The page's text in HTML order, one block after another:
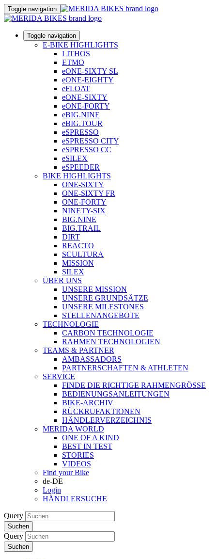
Toggle navigation
Toggle navigation
E-BIKE HIGHLIGHTS
LITHOS
ETMO
eONE-SIXTY SL
eONE-EIGHTY
eFLOAT
eONE-SIXTY
eONE-FORTY
eBIG.NINE
eBIG.TOUR
eSPRESSO
eSPRESSO CITY
eSPRESSO CC
eSILEX
eSPEEDER
BIKE HIGHLIGHTS
ONE-SIXTY
ONE-SIXTY FR
ONE-FORTY
NINETY-SIX
BIG.NINE
BIG.TRAIL
DIRT
REACTO
SCULTURA
MISSION
SILEX
ÜBER UNS
UNSERE MISSION
UNSERE GRUNDSÄTZE
UNSERE MILESTONES
STELLENANGEBOTE
TECHNOLOGIE
CARBON TECHNOLOGIE
RAHMEN TECHNOLOGIEN
TEAMS & PARTNER
AMBASSADORS
PARTNERSCHAFTEN & ATHLETEN
SERVICE
FINDE DIE RICHTIGE RAHMENGRÖSSE
BEDIENUNGSANLEITUNGEN
BIKE-ARCHIV
RÜCKRUFAKTIONEN
HÄNDLERVERZEICHNIS
MERIDA WORLD
ONE OF A KIND
BEST IN TEST
STORIES
VIDEOS
Find your Bike
de-DE
Login
HÄNDLERSUCHE
Query
Suchen
Query
Suchen